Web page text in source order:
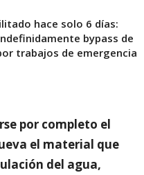
hace solo 6 días:
bypass de
trabajos de emergencia
por completo el
el material que
del agua,